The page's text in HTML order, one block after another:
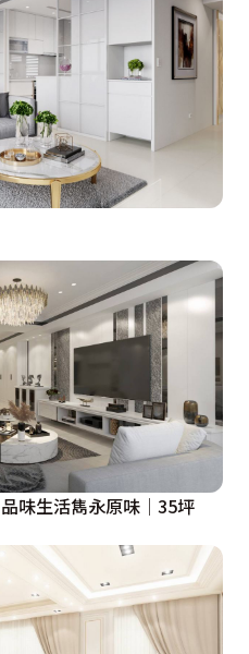
百葉門片維繫櫃體通風性，
計，增加生活用品的儲放空
壁紙鋪陳，並選搭造型傢俱
的各色空間樣貌。
房型同樣採單間規劃；而考
陳永祥、李雨蓁設計師捨棄
條，以一字型廚具與訂製的
並收至牆邊，進而放大內部
的壁紙、訂製傢俱與傢飾藝
，描繪出現代與古典交會的
型，利用一道上方格子窗玻
出客廳、餐廚區與臥房的明
性，客廳側牆採用鏡面鋪
間加乘的視覺效果，對向的
味生活雋永原味│35坪